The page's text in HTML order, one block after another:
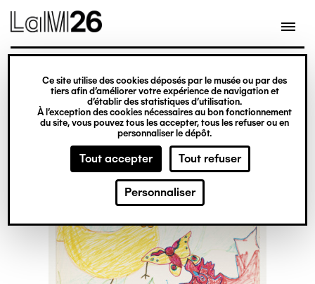
Gestion des cookies
Ce site utilise des cookies déposés par le musée ou par des
tiers afin d’améliorer votre expérience de navigation et
d’établir des statistiques d’utilisation.
À l’exception des cookies nécessaires au bon fonctionnement
du site, vous pouvez tous les accepter, tous les refuser ou en
personnaliser le dépôt.
Tout accepter Tout refuser
Personnaliser
contenu